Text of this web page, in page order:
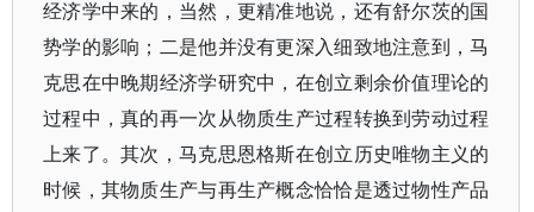
经济学中来的，当然，更精准地说，还有舒尔茨的国
势学的影响；二是他并没有更深入细致地注意到，马
克思在中晚期经济学研究中，在创立剩余价值理论的
过程中，真的再一次从物质生产过程转换到劳动过程
上来了。其次，马克思恩格斯在创立历史唯物主义的
时候，其物质生产与再生产概念恰恰是透过物性产品